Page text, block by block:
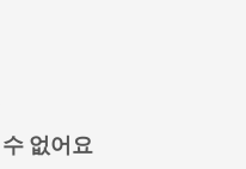
없어요